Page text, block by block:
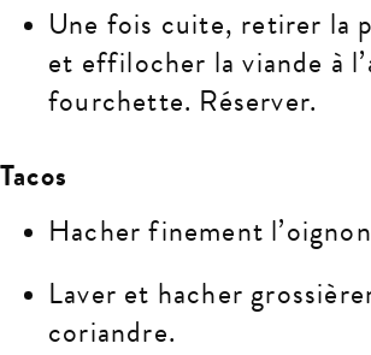
Une fois cuite, retirer la
et effilocher la viande à
fourchette. Réserver.
Tacos
Hacher finement
Laver et hacher
coriandre.